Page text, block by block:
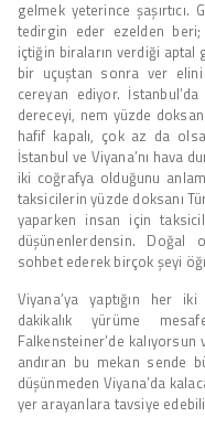
gelmek yeterince
tedirgin eder ezelden beri;
içtiğin biraların verdiği
bir uçuştan sonra ver elini
cereyan ediyor. İstanbul’da
dereceyi, nem yüzde
hafif kapalı, çok az da
İstanbul ve Viyana’nı hava
iki coğrafya olduğunu
taksicilerin yüzde doksanı
yaparken insan için
düşünenlerdensin. Doğal
sohbet ederek birçok şeyi
Viyana’ya yaptığın her
dakikalık yürüme
Falkensteiner’de
andıran bu mekan sende
düşünmeden Viyana’da
yer arayanlara tavsiye